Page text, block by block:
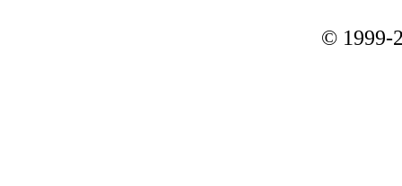
© 1999-